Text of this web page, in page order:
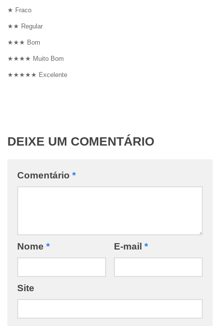
★ Fraco
★★ Regular
★★★ Bom
★★★★ Muito Bom
★★★★★ Excelente
DEIXE UM COMENTÁRIO
Comentário *
Nome * E-mail *
Site